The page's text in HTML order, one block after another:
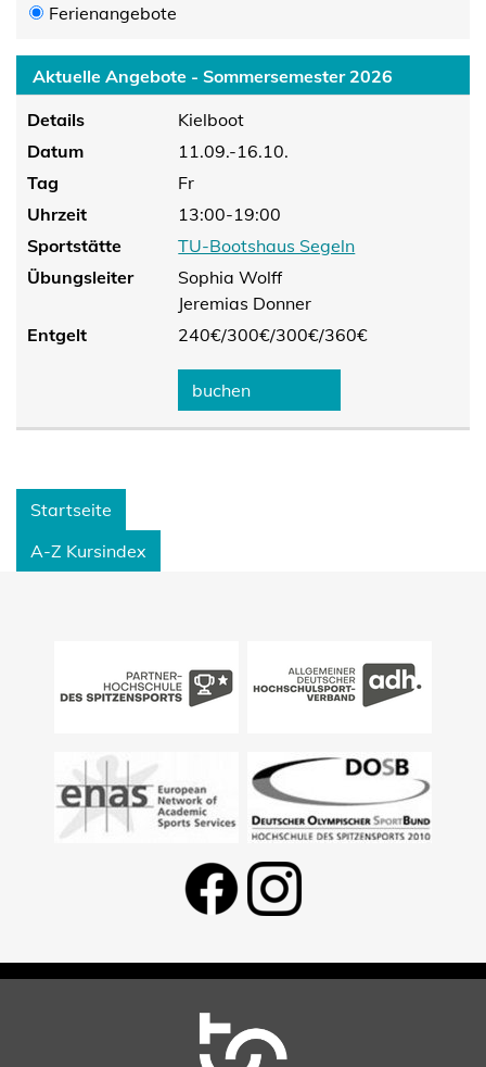
Ferienangebote
Aktuelle Angebote - Sommersemester 2026
Details
Kielboot
Datum
11.09.-16.10.
Tag
Fr
Uhrzeit
13:00-19:00
Sportstätte
TU-Bootshaus Segeln
Übungsleiter
Sophia Wolff
Jeremias Donner
Entgelt
240€/300€/300€/360€
buchen
Startseite
A-Z Kursindex